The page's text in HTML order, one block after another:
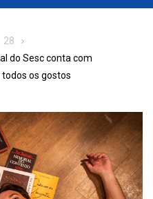
28
do Sesc conta com
os gostos